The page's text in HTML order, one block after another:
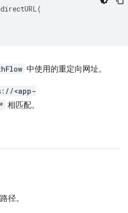
(
中使用的重定向网址。
<app-
相匹配。
径。